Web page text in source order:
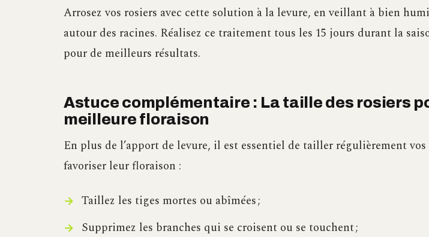
Arrosez vos rosiers avec cette solution à la levure, en veillant à bien
autour des racines. Réalisez ce traitement tous les 15 jours durant la
pour de meilleurs résultats.
Astuce complémentaire : La taille des rosiers
meilleure floraison
En plus de l’apport de levure, il est essentiel de tailler régulièrement
favoriser leur floraison :
Taillez les tiges mortes ou abîmées ;
Supprimez les branches qui se croisent ou se touchent ;